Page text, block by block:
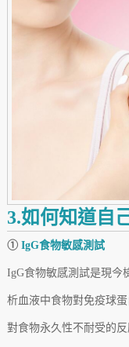
3.如何知道自
① IgG食物敏感測試
IgG食物敏感測試是現今
析血液中食物對免疫球
對食物永久性不耐受的